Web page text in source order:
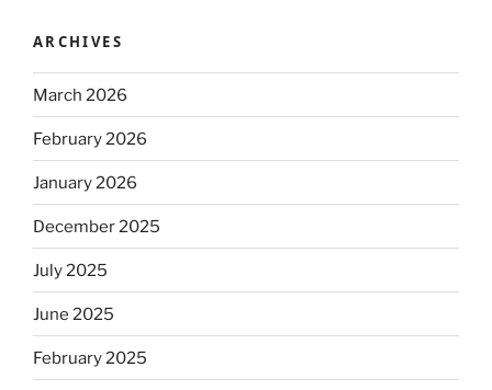
ARCHIVES
March 2026
February 2026
January 2026
December 2025
July 2025
June 2025
February 2025